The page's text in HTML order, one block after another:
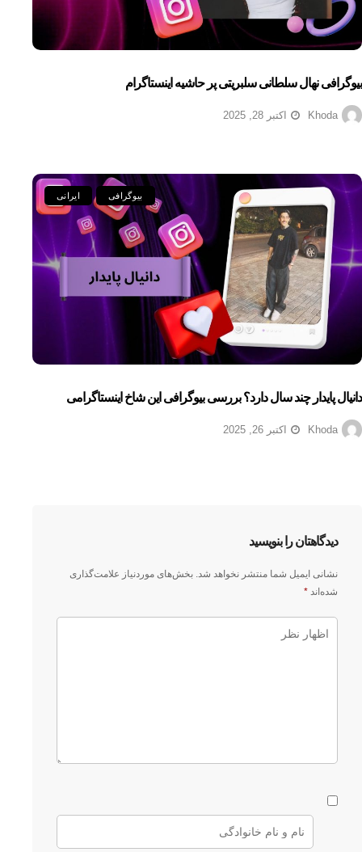
بیوگرافی نهال سلطانی سلبریتی پر حاشیه اینستاگرام
Khoda اکتبر 28, 2025
ایرانی بیوگرافی
دانیال پایدار چند سال دارد؟ بررسی بیوگرافی این شاخ اینستاگرامی
Khoda اکتبر 26, 2025
دیدگاهتان را بنویسید
نشانی ایمیل شما منتشر نخواهد شد. بخش‌های موردنیاز علامت‌گذاری
شده‌اند *